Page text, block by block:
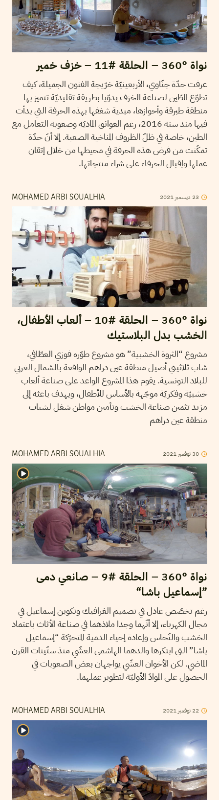
نواة °360 – الحلقة #11 – خزف خمير
عرفت حدّة جنّاوي، الأربعينيّة خرّيجة الفنون الجميلة، كيف
تطوّع الطّين لصناعة الخزف يدوّيا بطريقة تقليديّة تتميز بها
منطقة طبرقة وأحوازها، مبدية شغفها بهذه الحرفة التي بدأت
فيها منذ سنة 2016، رغم العوائق الماديّة وصعوبة التعامل مع
الطين، خاصة في ظلّ الظروف المناخية الصعبة. إلا أنّ حدّة
تمكّنت من فرض هذه الحرفة في محيطها من خلال إتقان
عملها وإقبال الحرفاء على شراء منتجاتها.
MOHAMED ARBI SOUALHIA 23 ديسمبر 2021
نواة °360 – الحلقة #10 – ألعاب الأطفال،
الخشب بدل البلاستيك
مشروع “الثروة الخشبية” هو مشروع طوّره فوزي العطّافي،
شاب ثلاثيني أصيل منطقة عين دراهم الواقعة بالشمال الغربي
للبلاد التونسية. يقوم هذا المشروع الواعد على صناعة ألعاب
خشبيّة وفكريّة موجّهة بالأساس للأطفال، ويهدف باعثه إلى
مزيد تثمين صناعة الخشب وتأمين مواطن شغل لشباب
منطقة عين دراهم
MOHAMED ARBI SOUALHIA 30 نوفمبر 2021
نواة °360 – الحلقة #9 – صانعي دمى
”إسماعيل باشا“
رغم تخصّص عادل في تصميم الغرافيك وتكوين إسماعيل في
مجال الكهرباء، إلا أنّهما وجدا ملاذهما في صناعة الأثاث باعتماد
الخشب والنّحاس وإعادة إحياء الدمية المتحرّكة “إسماعيل
باشا” التي ابتكرها والدهما الهاشمي العشّي منذ ستّينات القرن
الماضي. لكن الأخوان العشّي يواجهان بعض الصعوبات في
الحصول على الموادّ الأوليّة لتطوير عملهما.
MOHAMED ARBI SOUALHIA 22 نوفمبر 2021